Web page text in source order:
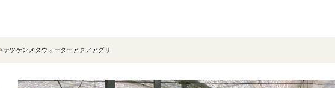
テツゲンメタウォーターアクアアグリ